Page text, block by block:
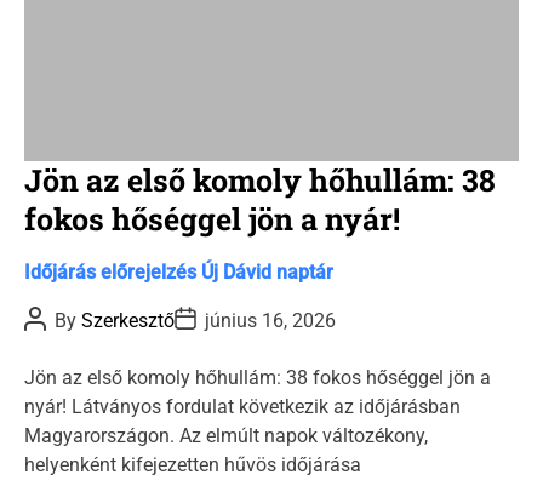
Jön az első komoly hőhullám: 38
fokos hőséggel jön a nyár!
C
t
g
o
r
i
Időjárás előrejelzés Új Dávid naptár
P
o
A
u
t
h
o
By SzerkesztőP
o
t
D
a
e
június 16, 2026
Jön az első komoly hőhullám: 38 fokos hőséggel jön a
nyár! Látványos fordulat következik az időjárásban
Magyarországon. Az elmúlt napok változékony,
helyenként kifejezetten hűvös időjárása